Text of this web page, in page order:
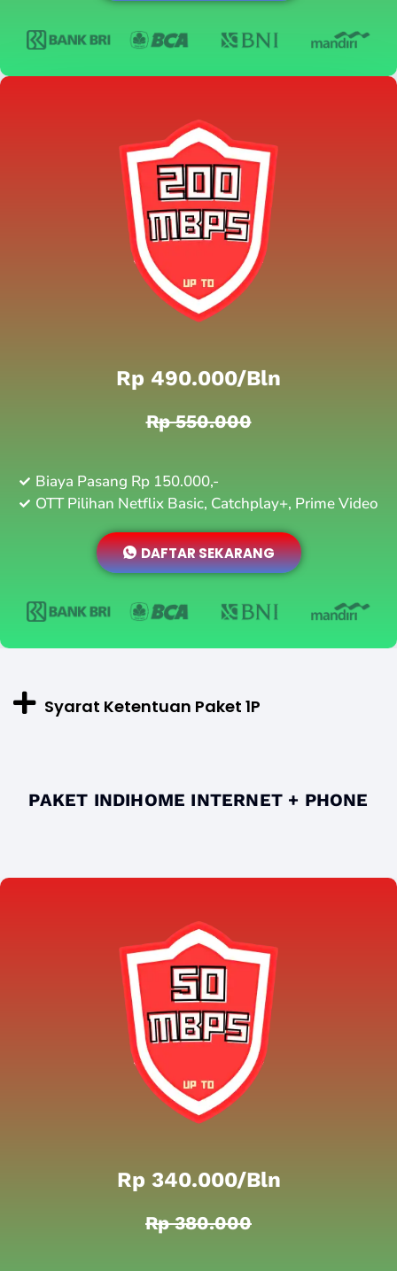
Rp 490.000/bln
Rp 550.000
Biaya Pasang Rp 150.000,-
OTT Pilihan Netflix Basic, Catchplay+, Prime Video
DAFTAR SEKARANG
Syarat Ketentuan Paket 1P
PAKET INDIHOME INTERNET + PHONE
Rp 340.000/bln
Rp 380.000